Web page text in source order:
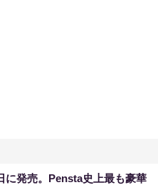
発売。Pensta史上最も豪華